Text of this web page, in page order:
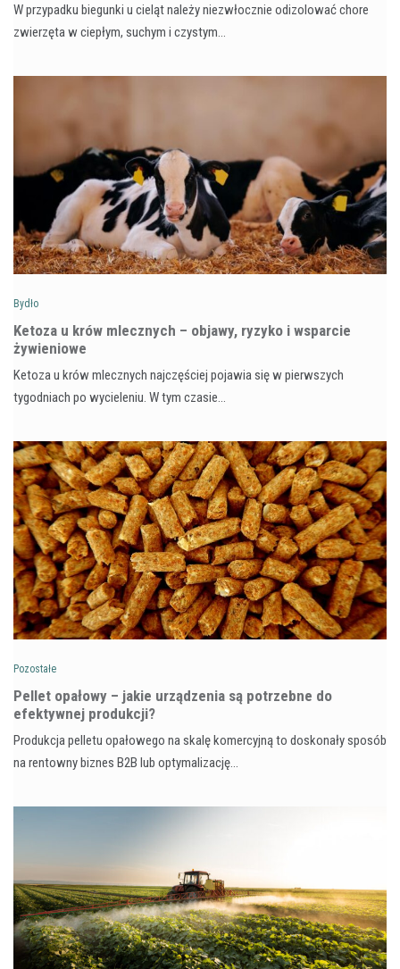
W przypadku biegunki u cieląt należy niezwłocznie odizolować chore
zwierzęta w ciepłym, suchym i czystym…
Bydło
Ketoza u krów mlecznych – objawy, ryzyko i wsparcie
żywieniowe
Ketoza u krów mlecznych najczęściej pojawia się w pierwszych
tygodniach po wycieleniu. W tym czasie…
Pozostałe
Pellet opałowy – jakie urządzenia są potrzebne do
efektywnej produkcji?
Produkcja pelletu opałowego na skalę komercyjną to doskonały sposób
na rentowny biznes B2B lub optymalizację…